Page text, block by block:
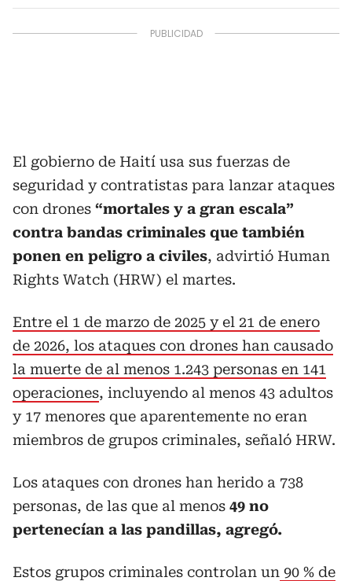
El gobierno de Haití usa sus fuerzas de
seguridad y contratistas para lanzar ataques
con drones “mortales y a gran escala”
contra bandas criminales que también
ponen en peligro a civiles, advirtió Human
Rights Watch (HRW) el martes.
Entre el 1 de marzo de 2025 y el 21 de enero
de 2026, los ataques con drones han causado
la muerte de al menos 1.243 personas en 141
operaciones, incluyendo al menos 43 adultos
y 17 menores que aparentemente no eran
miembros de grupos criminales, señaló HRW.
Los ataques con drones han herido a 738
personas, de las que al menos 49 no
pertenecían a las pandillas, agregó.
Estos grupos criminales controlan un 90 % de